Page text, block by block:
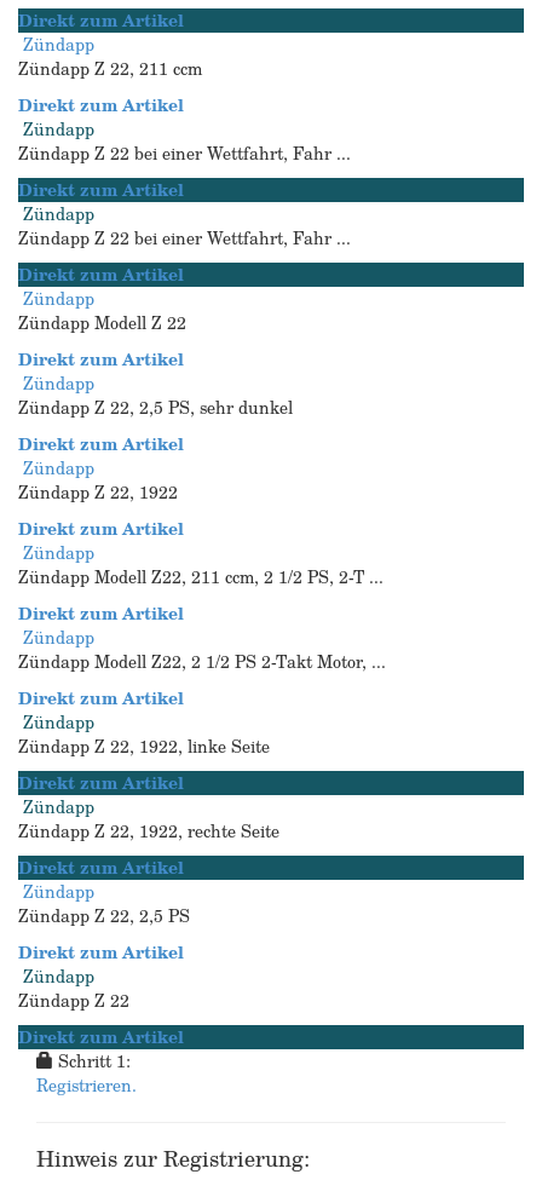
Direkt zum Artikel
Zündapp
Zündapp Z 22, 211 ccm
Direkt zum Artikel
Zündapp
Zündapp Z 22 bei einer Wettfahrt, Fahr ...
Direkt zum Artikel
Zündapp
Zündapp Z 22 bei einer Wettfahrt, Fahr ...
Direkt zum Artikel
Zündapp
Zündapp Modell Z 22
Direkt zum Artikel
Zündapp
Zündapp Z 22, 2,5 PS, sehr dunkel
Direkt zum Artikel
Zündapp
Zündapp Z 22, 1922
Direkt zum Artikel
Zündapp
Zündapp Modell Z22, 211 ccm, 2 1/2 PS, 2-T ...
Direkt zum Artikel
Zündapp
Zündapp Modell Z22, 2 1/2 PS 2-Takt Motor, ...
Direkt zum Artikel
Zündapp
Zündapp Z 22, 1922, linke Seite
Direkt zum Artikel
Zündapp
Zündapp Z 22, 1922, rechte Seite
Direkt zum Artikel
Zündapp
Zündapp Z 22, 2,5 PS
Direkt zum Artikel
Zündapp
Zündapp Z 22
Direkt zum Artikel
Schritt 1:
Registrieren.
Hinweis zur Registrierung: